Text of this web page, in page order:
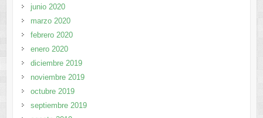
junio 2020
marzo 2020
febrero 2020
enero 2020
diciembre 2019
noviembre 2019
octubre 2019
septiembre 2019